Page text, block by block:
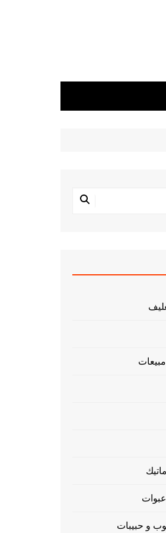
مبيعات
و حبيبات